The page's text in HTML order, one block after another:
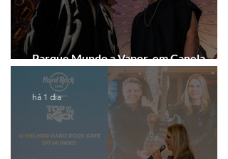
Parque Mundo a Vapor, em Canela,
recebe festival eletrônico em agosto
há 1 dia